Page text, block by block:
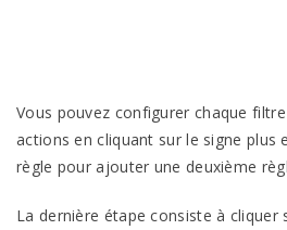
Vous pouvez configurer chaque
actions en cliquant sur le signe plus
règle pour ajouter une deuxième
La dernière étape consiste à cliquer